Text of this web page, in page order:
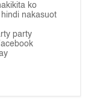
ko
nakasuot
party